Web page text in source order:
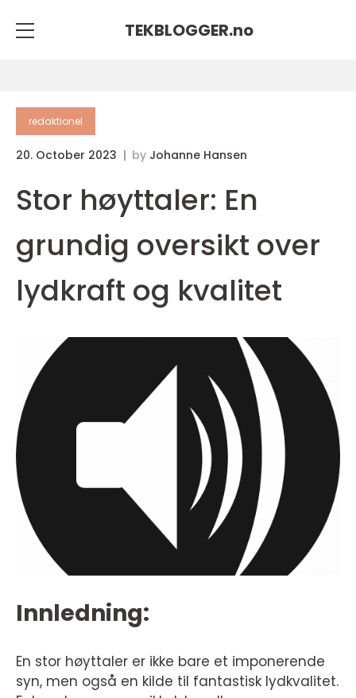
TEKBLOGGER.no
redaktionel
20. October 2023 by Johanne Hansen
Stor høyttaler: En
grundig oversikt over
lydkraft og kvalitet
Innledning:
En stor høyttaler er ikke bare et imponerende
syn, men også en kilde til fantastisk lydkvalitet.